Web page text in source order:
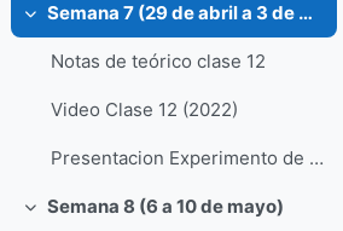
Colapsar Semana 7 (29 de abril a 3 de mayo)
Notas de teórico clase 12
Video Clase 12 (2022)
Presentacion Experimento de Davisson-Germer (R Gazzo y U. Ramilo)
Colapsar
Semana 8 (6 a 10 de mayo)